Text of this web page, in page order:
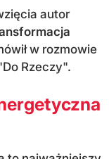
autor
w rozmowie
Rzeczy".